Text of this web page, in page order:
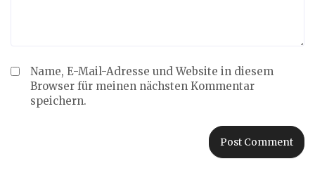
Name, E-Mail-Adresse und Website in diesem
Browser für meinen nächsten Kommentar
speichern.